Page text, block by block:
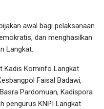
awal bagi pelaksanaan
dan menghasilkan
Langkat.
Kadis Kominfo Langkat
Faisal Badawi,
Pardomuan, Kadispora
pengurus KNPI Langkat